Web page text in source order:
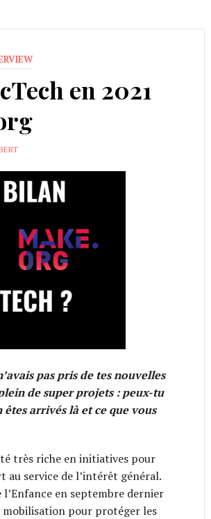
en 2021
pas pris de tes nouvelles
de super projets : peux-tu
arrivés là et ce que vous
très riche en initiatives pour
service de l’intérêt général.
en septembre dernier
mobilisation pour protéger les